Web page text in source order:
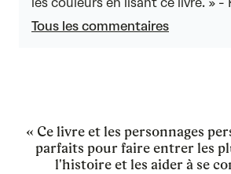
Tous les commentaires
« Ce livre et les personnages
parfaits pour faire entrer les
l'histoire et les aider à se